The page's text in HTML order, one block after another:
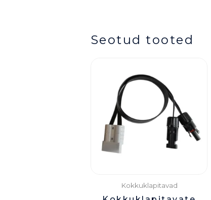
Seotud tooted
Kokkuklapitavad